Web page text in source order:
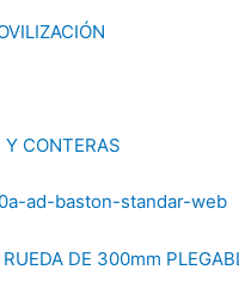
CONTERAS
DE 300mm